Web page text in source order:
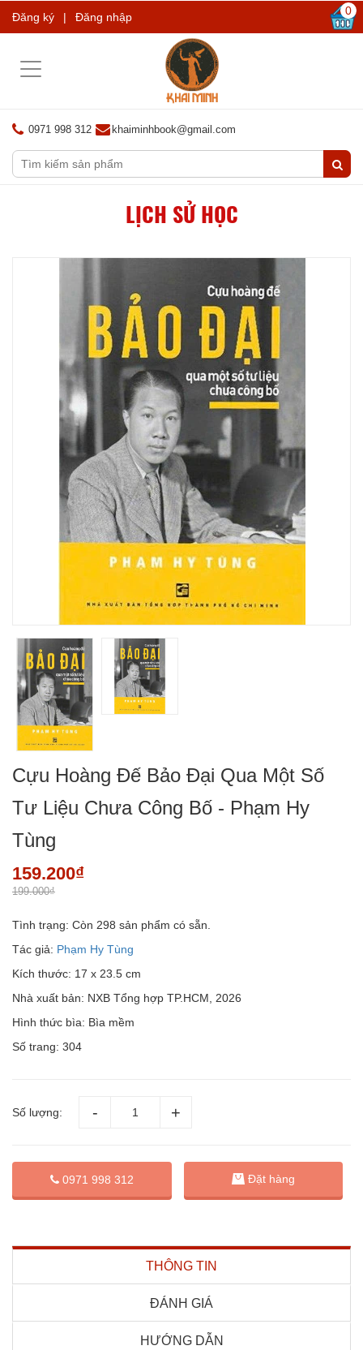
Đăng ký | Đăng nhập 0
Toggle
0971 998 312 khaiminhbook@gmail.com
LỊCH SỬ HỌC
Cựu Hoàng Đế Bảo Đại Qua Một Số
Tư Liệu Chưa Công Bố - Phạm Hy
Tùng
159.200₫
199.000₫
Tình trạng: Còn 298 sản phẩm có sẵn.
Tác giả: Phạm Hy Tùng
Kích thước: 17 x 23.5 cm
Nhà xuất bản: NXB Tổng hợp TP.HCM, 2026
Hình thức bìa: Bìa mềm
Số trang: 304
Số lượng:
0971 998 312 Đặt hàng
THÔNG TIN
ĐÁNH GIÁ
HƯỚNG DẪN